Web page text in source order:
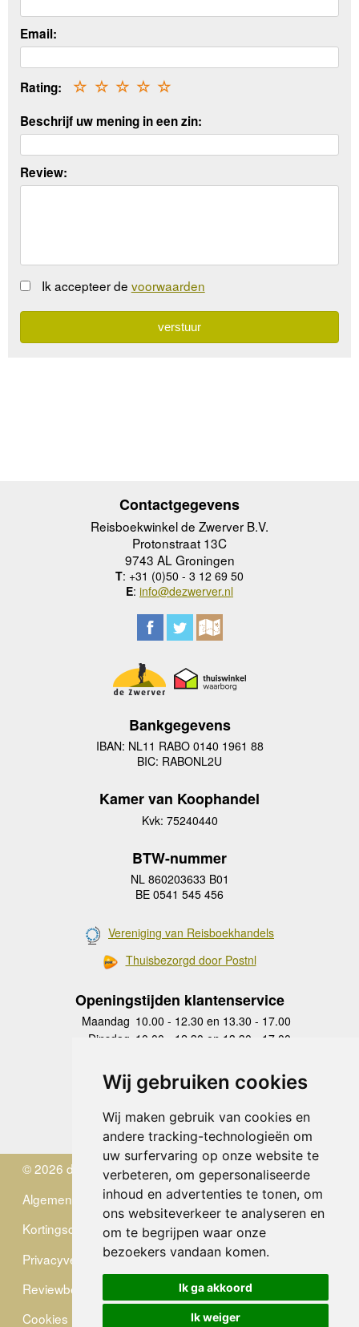
Wij gebruiken cookies
Wij maken gebruik van cookies en
andere tracking-technologieën om
uw surfervaring op onze website te
verbeteren, om gepersonaliseerde
inhoud en advertenties te tonen, om
ons websiteverkeer te analyseren en
om te begrijpen waar onze
bezoekers vandaan komen.
Ik ga akkoord
Ik weiger
Email:
Rating: ☆
☆
☆
☆
☆
Beschrijf uw mening in een zin:
Review:
Ik accepteer de voorwaarden
Contactgegevens
Reisboekwinkel de Zwerver B.V.
Protonstraat 13C
9743 AL Groningen
T: +31 (0)50 - 3 12 69 50
E: info@dezwerver.nl
Bankgegevens
IBAN: NL11 RABO 0140 1961 88
BIC: RABONL2U
Kamer van Koophandel
Kvk: 75240440
BTW-nummer
NL 860203633 B01
BE 0541 545 456
Vereniging van Reisboekhandels
Thuisbezorgd door Postnl
Openingstijden klantenservice
Maandag 10.00 - 12.30 en 13.30 - 17.00
Dinsdag 10.00 - 12.30 en 13.30 - 17.00
Donderdag
10.00 - 12.30 en 13.30 - 17.00
Vrijdag 10.00 - 12.30 en 13.30 - 17.00
Zaterdag
gesloten
Zondag
gesloten
© 2026 de Zwerver
Algemene Voorwaarden
Kortingscode
Privacyverklaring
Reviewbeleid
Cookies